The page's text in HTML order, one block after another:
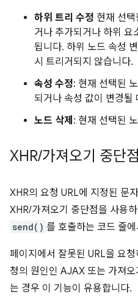
하위 트리 수정 현재 선
거나 추가되거나 하위 요
됩니다. 하위 노드 속성
시 트리거되지 않습니다.
속성 수정: 현재 선택된
되거나 속성 값이 변경될
노드 삭제 : 현재 선택된
XHR/가져오기 중단점
XHR의 요청 URL에 지정된 문
XHR/가져오기 중단점을 사용
send() 를 호출하는 코드 줄
페이지에서 잘못된 URL을 요
청의 원인인 AJAX 또는 가져
는 경우 이 기능이 유용합니다.